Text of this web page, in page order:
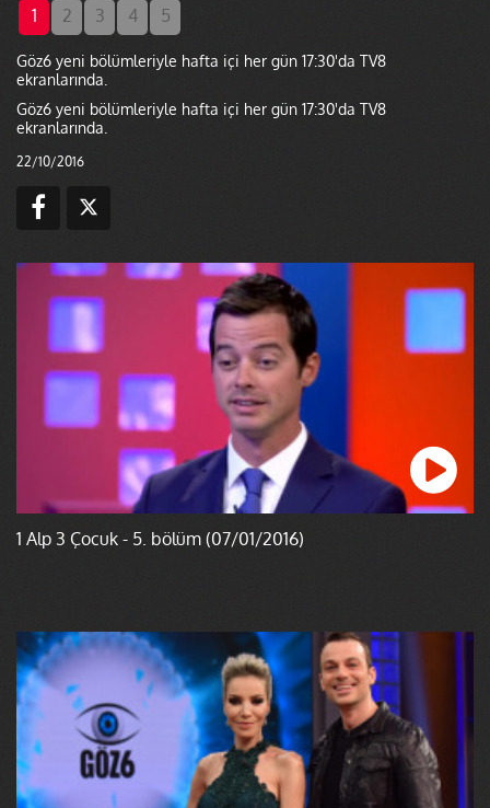
1 2 3 4 5
Göz6 yeni bölümleriyle hafta içi her gün 17:30'da TV8
ekranlarında.
Göz6 yeni bölümleriyle hafta içi her gün 17:30'da TV8
ekranlarında.
22/10/2016
1 Alp 3 Çocuk - 5. bölüm (07/01/2016)